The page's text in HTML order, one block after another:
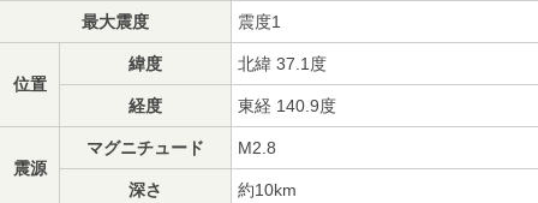
最大震度 震度1
位置
緯度 北緯 37.1度
経度 東経 140.9度
震源
マグニチュード M2.8
深さ 約10km